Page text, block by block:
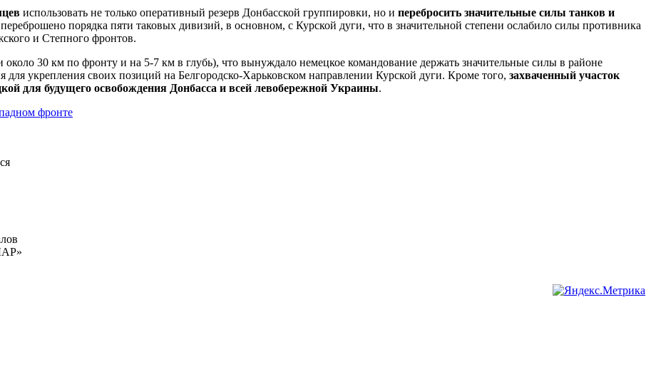
использовать не только оперативный резерв Донбасской группировки, но и перебросить значительные силы танков и
порядка пяти таковых дивизий, в основном, с Курской дуги, что в значительной степени ослабило силы противника
и Степного фронтов.
30 км по фронту и на 5-7 км в глубь), что вынуждало немецкое командование держать значительные силы в районе
укрепления своих позиций на Белгородско-Харьковском направлении Курской дуги. Кроме того, захваченный участок
для будущего освобождения Донбасса и всей левобережной Украины.
фронте